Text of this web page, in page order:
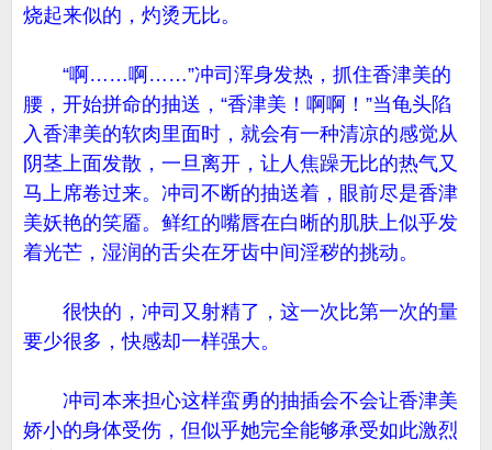
烧起来似的，灼烫无比。
“啊……啊……”冲司浑身发热，抓住香津美的
腰，开始拼命的抽送，“香津美！啊啊！”当龟头陷
入香津美的软肉里面时，就会有一种清凉的感觉从
阴茎上面发散，一旦离开，让人焦躁无比的热气又
马上席卷过来。冲司不断的抽送着，眼前尽是香津
美妖艳的笑靥。鲜红的嘴唇在白晰的肌肤上似乎发
着光芒，湿润的舌尖在牙齿中间淫秽的挑动。
很快的，冲司又射精了，这一次比第一次的量
要少很多，快感却一样强大。
冲司本来担心这样蛮勇的抽插会不会让香津美
娇小的身体受伤，但似乎她完全能够承受如此激烈